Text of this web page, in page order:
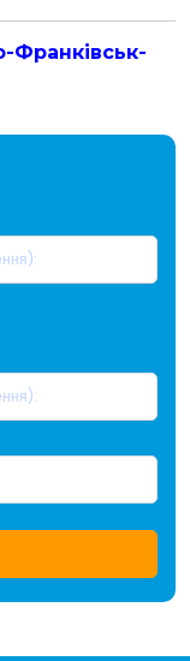
Франківськ-